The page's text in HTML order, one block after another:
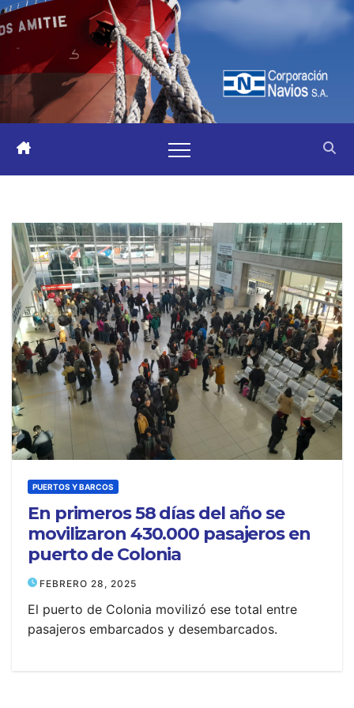
PUERTOS Y BARCOS
En primeros 58 días del año se
movilizaron 430.000 pasajeros en
puerto de Colonia
FEBRERO 28, 2025
El puerto de Colonia movilizó ese total entre
pasajeros embarcados y desembarcados.